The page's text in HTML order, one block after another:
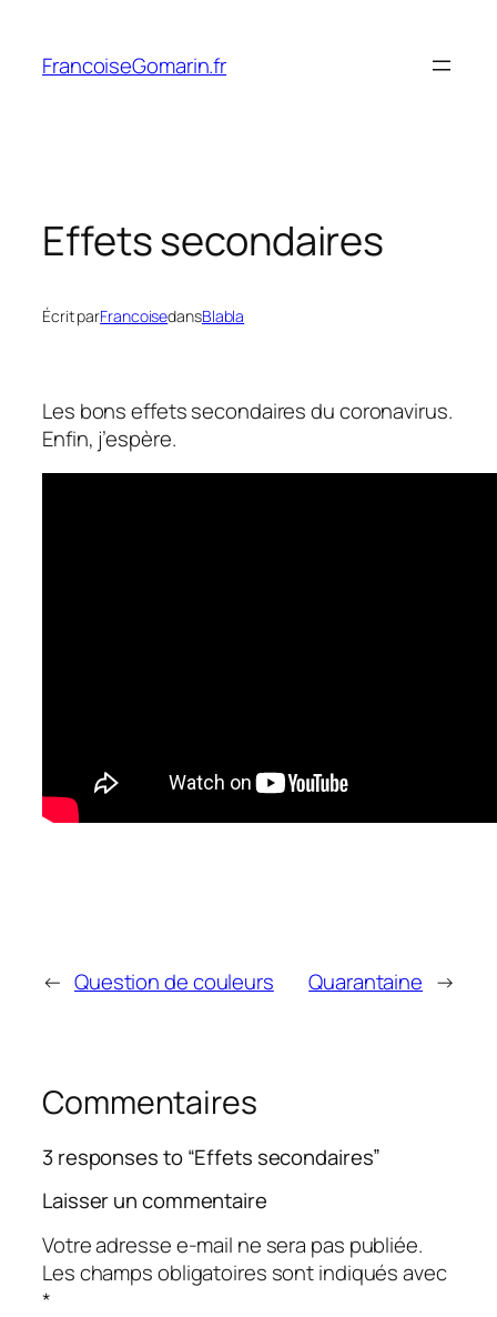
contenu
FrancoiseGomarin.fr
Effets secondaires
Écrit parFrancoisedansBlabla
Les bons effets secondaires du coronavirus.
Enfin, j’espère.
← Question de couleurs Quarantaine →
Commentaires
3 responses to “Effets secondaires”
Laisser un commentaire
Votre adresse e-mail ne sera pas publiée.
Les champs obligatoires sont indiqués avec
*